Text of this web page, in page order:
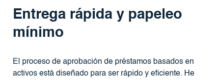
Entrega rápida y papeleo
mínimo
El proceso de aprobación de préstamos basados ​​en
activos está diseñado para ser rápido y eficiente. He